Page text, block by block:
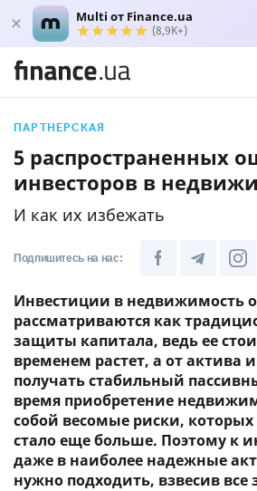
Multi от Finance.ua
(8,9K+)
ПАРТНЕРСКАЯ
5 распространенных
инвесторов в
И как их избежать
Подпишитесь на нас:
Инвестиции в недвижимость
рассматриваются как
защиты капитала, ведь ее
временем растет, а от актива
получать стабильный
время приобретение
собой весомые риски,
стало еще больше. Поэтому к
даже в наиболее надежные
нужно подходить, взвесив все